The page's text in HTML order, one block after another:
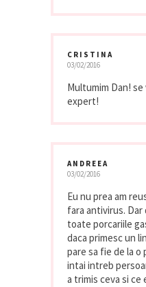
CRISTINA
03/02/2016
Multumim Dan!
expert!
ANDREEA
03/02/2016
Eu nu prea am
fara antivirus. Dar
toate porcariile
daca primesc un
pare sa fie de la o
intai intreb
a trimis ceva si ce